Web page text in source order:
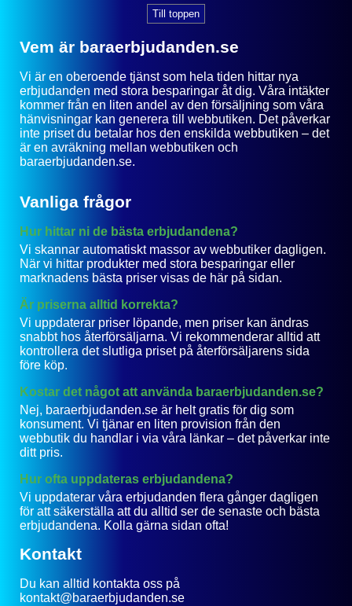
Till toppen
Vem är baraerbjudanden.se
Vi är en oberoende tjänst som hela tiden hittar nya
erbjudanden med stora besparingar åt dig. Våra intäkter
kommer från en liten andel av den försäljning som våra
hänvisningar kan generera till webbutiken. Det påverkar
inte priset du betalar hos den enskilda webbutiken – det
är en avräkning mellan webbutiken och
baraerbjudanden.se.
Vanliga frågor
Hur hittar ni de bästa erbjudandena?
Vi skannar automatiskt massor av webbutiker dagligen.
När vi hittar produkter med stora besparingar eller
marknadens bästa priser visas de här på sidan.
Är priserna alltid korrekta?
Vi uppdaterar priser löpande, men priser kan ändras
snabbt hos återförsäljarna. Vi rekommenderar alltid att
kontrollera det slutliga priset på återförsäljarens sida
före köp.
Kostar det något att använda baraerbjudanden.se?
Nej, baraerbjudanden.se är helt gratis för dig som
konsument. Vi tjänar en liten provision från den
webbutik du handlar i via våra länkar – det påverkar inte
ditt pris.
Hur ofta uppdateras erbjudandena?
Vi uppdaterar våra erbjudanden flera gånger dagligen
för att säkerställa att du alltid ser de senaste och bästa
erbjudandena. Kolla gärna sidan ofta!
Kontakt
Du kan alltid kontakta oss på
kontakt@baraerbjudanden.se